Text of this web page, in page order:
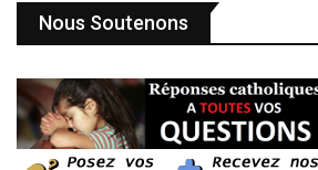
Nous Soutenons